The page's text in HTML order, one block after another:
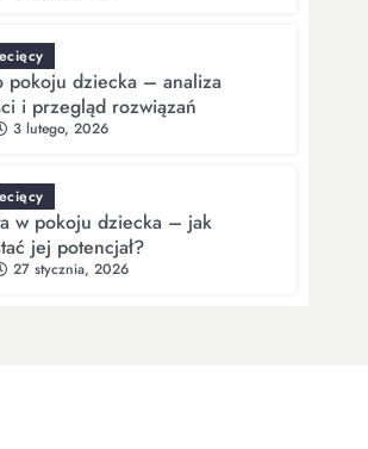
pokoju dziecka – analiza
i przegląd rozwiązań
3 lutego, 2026
w pokoju dziecka – jak
jej potencjał?
27 stycznia, 2026